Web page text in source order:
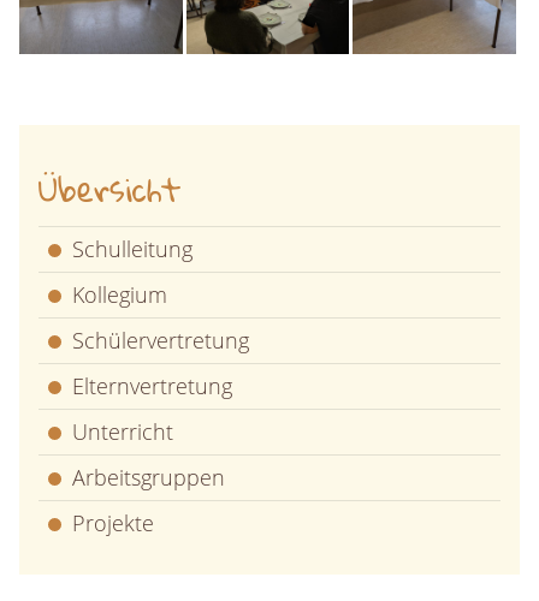
Übersicht
Schulleitung
Kollegium
Schülervertretung
Elternvertretung
Unterricht
Arbeitsgruppen
Projekte